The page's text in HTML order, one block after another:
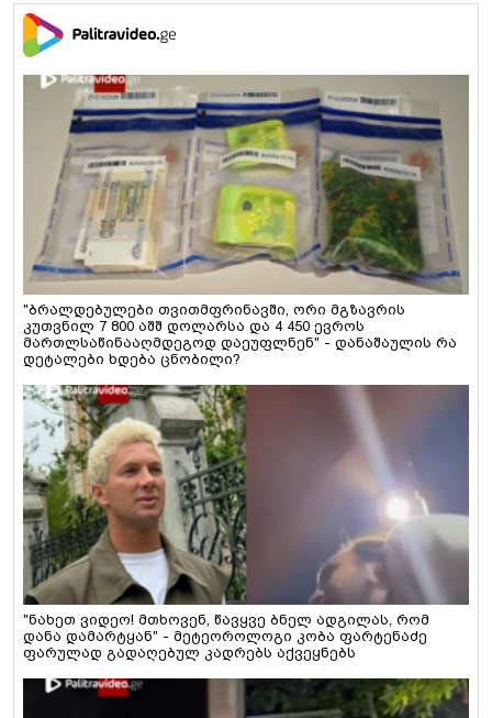
"ბრალდებულები თვითმფრინავში, ორი მგზავრის
კუთვნილ 7 800 აშშ დოლარსა და 4 450 ევროს
მართლსაწინააღმდეგოდ დაეუფლნენ" - დანაშაულის რა
დეტალები ხდება ცნობილი?
"ნახეთ ვიდეო! მთხოვენ, წავყვე ბნელ ადგილას, რომ
დანა დამარტყან" - მეტეოროლოგი კობა ფარტენაძე
ფარულად გადაღებულ კადრებს აქვეყნებს